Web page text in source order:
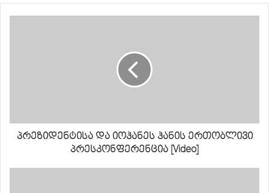
პრეზიდენტისა და იოჰანეს ჰანის ერთობლივი
პრესკონფერენცია [Video]